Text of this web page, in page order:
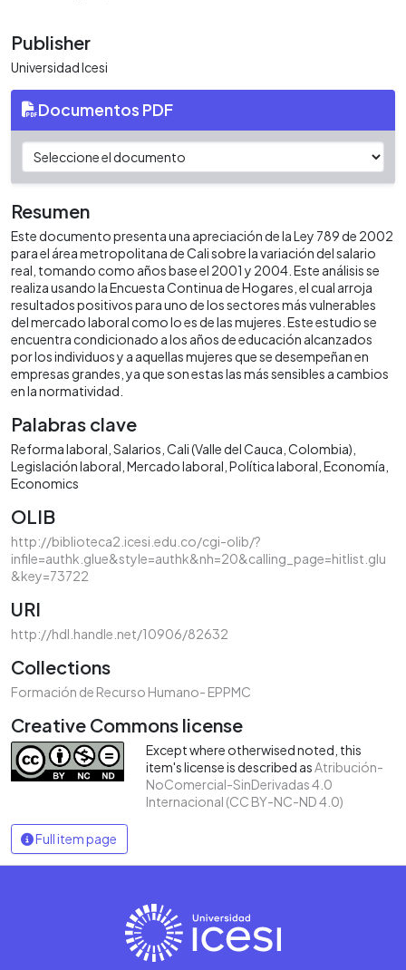
Publisher
Universidad Icesi
Documentos PDF
Resumen
Este documento presenta una apreciación de la Ley 789 de 2002
para el área metropolitana de Cali sobre la variación del salario
real, tomando como años base el 2001 y 2004. Este análisis se
realiza usando la Encuesta Continua de Hogares, el cual arroja
resultados positivos para uno de los sectores más vulnerables
del mercado laboral como lo es de las mujeres. Este estudio se
encuentra condicionado a los años de educación alcanzados
por los individuos y a aquellas mujeres que se desempeñan en
empresas grandes, ya que son estas las más sensibles a cambios
en la normatividad.
Palabras clave
Reforma laboral Salarios Cali (Valle del Cauca, Colombia)
Legislación laboral Mercado laboral Política laboral Economía
Economics
OLIB
http://biblioteca2.icesi.edu.co/cgi-olib/?
infile=authk.glue&style=authk&nh=20&calling_page=hitlist.glu
&key=73722
URI
http://hdl.handle.net/10906/82632
Collections
Formación de Recurso Humano- EPPMC
Creative Commons license
Except where otherwised noted, this
item's license is described asAtribución-
NoComercial-SinDerivadas 4.0
Internacional (CC BY-NC-ND 4.0)
Full item page